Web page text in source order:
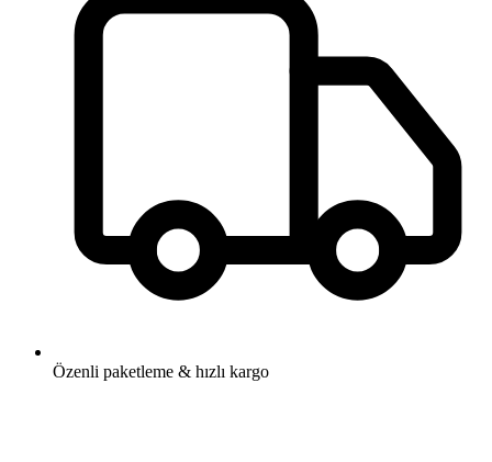
Özenli paketleme & hızlı kargo